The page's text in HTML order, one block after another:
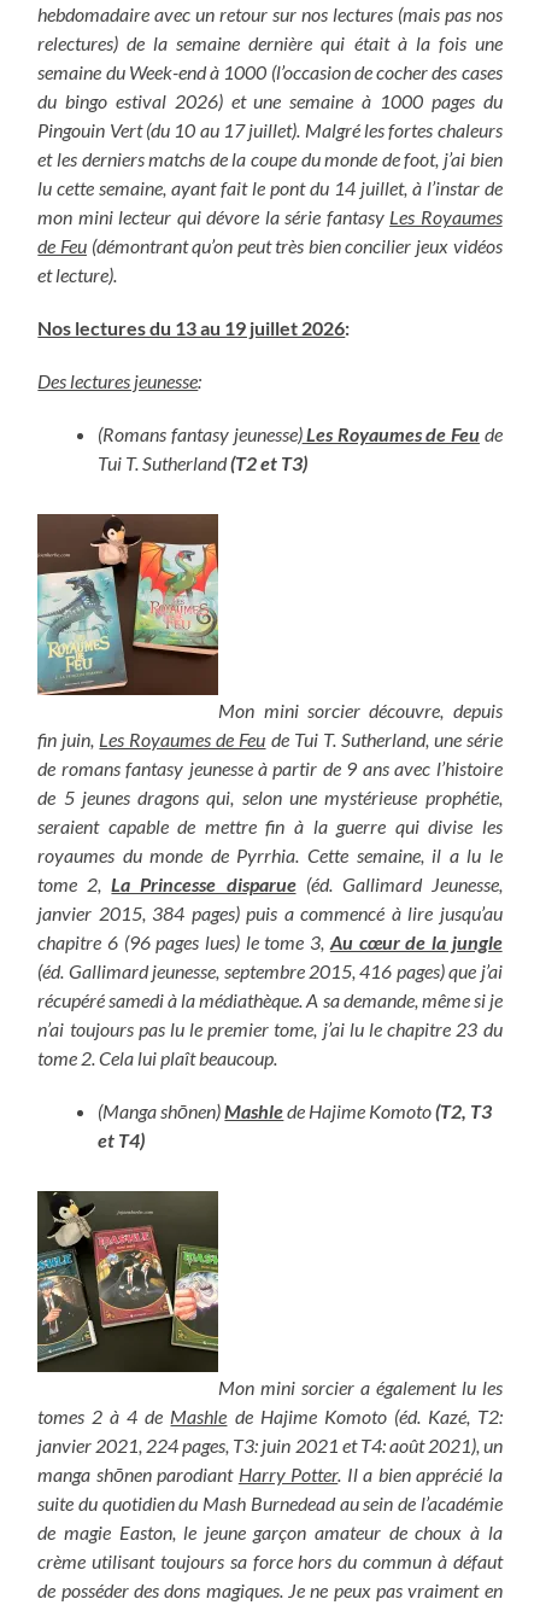
hebdomadaire avec un retour sur nos lectures (mais pas nos
relectures) de la semaine dernière qui était à la fois une
semaine du Week-end à 1000 (l’occasion de cocher des cases
du bingo estival 2026) et une semaine à 1000 pages du
Pingouin Vert (du 10 au 17 juillet). Malgré les fortes chaleurs
et les derniers matchs de la coupe du monde de foot, j’ai bien
lu cette semaine, ayant fait le pont du 14 juillet, à l’instar de
mon mini lecteur qui dévore la série fantasy Les Royaumes
de Feu(démontrant qu’on peut très bien concilier jeux vidéos
et lecture).
Nos lectures du 13 au 19 juillet 2026:
Des lectures jeunesse:
(Romans fantasy jeunesse)Les Royaumes de Feu de
Tui T. Sutherland(T2 et T3)
Mon mini sorcier découvre, depuis
fin juin, Les Royaumes de Feu de Tui T. Sutherland, une série
de romans fantasy jeunesse à partir de 9 ans avec l’histoire
de 5 jeunes dragons qui, selon une mystérieuse prophétie,
seraient capable de mettre fin à la guerre qui divise les
royaumes du monde de Pyrrhia. Cette semaine, il a lu le
tome 2,La Princesse disparue(éd. Gallimard Jeunesse,
janvier 2015, 384 pages) puis a commencé à lire jusqu’au
chapitre 6 (96 pages lues) le tome 3, Au cœur de la jungle
(éd. Gallimard jeunesse, septembre 2015, 416 pages) que j’ai
récupéré samedi à la médiathèque. A sa demande, même si je
n’ai toujours pas lu le premier tome, j’ai lu le chapitre 23 du
tome 2. Cela lui plaît beaucoup.
(Manga shōnen)Mashlede Hajime Komoto(T2, T3
et T4)
Mon mini sorcier a également lu les
tomes 2 à 4 de Mashle de Hajime Komoto (éd. Kazé, T2:
janvier 2021, 224 pages, T3: juin 2021 et T4: août 2021), un
manga shōnen parodiant Harry Potter. Il a bien apprécié la
suite du quotidien du Mash Burnedead au sein de l’académie
de magie Easton, le jeune garçon amateur de choux à la
crème utilisant toujours sa force hors du commun à défaut
de posséder des dons magiques. Je ne peux pas vraiment en